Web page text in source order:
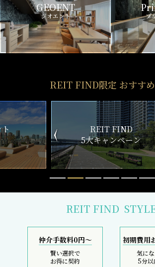
GEOENT
ジオエント プ
REIT FIND限定 おすす
ン
リアルタイム
更新一覧チェック
REIT FIND
仲介手数料0円～
賢い選択で
お得に契約
初期費用
気に
5分以